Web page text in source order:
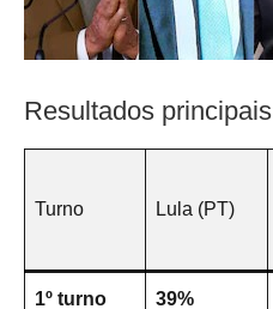
Resultados principais
Turno Lula (PT)
1º turno 39%